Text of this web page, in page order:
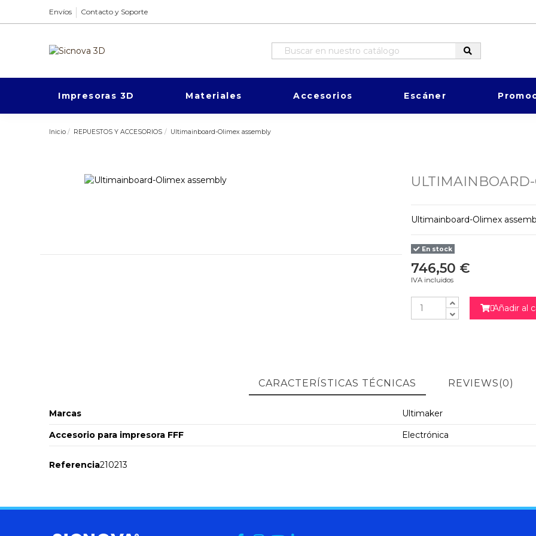
Envíos Contacto y Soporte
Impresoras 3D Materiales Accesorios Escáner
Inicio REPUESTOS Y ACCESORIOS Ultimainboard-Olimex assembly
Ultimainboard-Olimex
En stock
746,50 €
IVA incluidos

Añadir al
CARACTERÍSTICAS TÉCNICAS REVIEWS(0)
Marcas
Ultimaker
Accesorio para impresora FFF
Electrónica
Referencia210213